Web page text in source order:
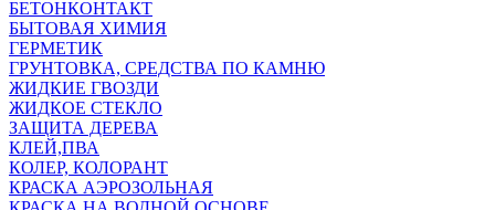
БЕТОНКОНТАКТ
БЫТОВАЯ ХИМИЯ
ГЕРМЕТИК
ГРУНТОВКА, СРЕДСТВА ПО КАМНЮ
ЖИДКИЕ ГВОЗДИ
ЖИДКОЕ СТЕКЛО
ЗАЩИТА ДЕРЕВА
КЛЕЙ,ПВА
КОЛЕР, КОЛОРАНТ
КРАСКА АЭРОЗОЛЬНАЯ